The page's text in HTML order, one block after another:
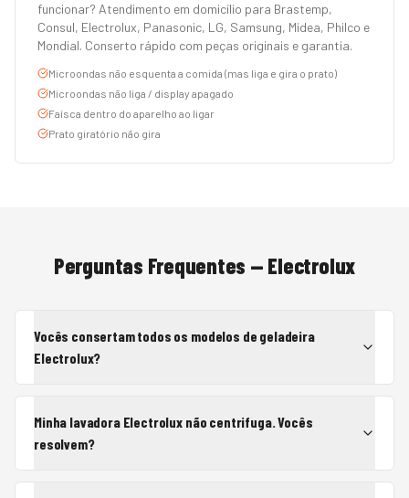
funcionar? Atendimento em domicílio para Brastemp,
Consul, Electrolux, Panasonic, LG, Samsung, Midea, Philco e
Mondial. Conserto rápido com peças originais e garantia.
Microondas não esquenta a comida (mas liga e gira o prato)
Microondas não liga / display apagado
Faísca dentro do aparelho ao ligar
Prato giratório não gira
Perguntas Frequentes — Electrolux
Vocês consertam todos os modelos de geladeira
Electrolux?
Minha lavadora Electrolux não centrifuga. Vocês
resolvem?